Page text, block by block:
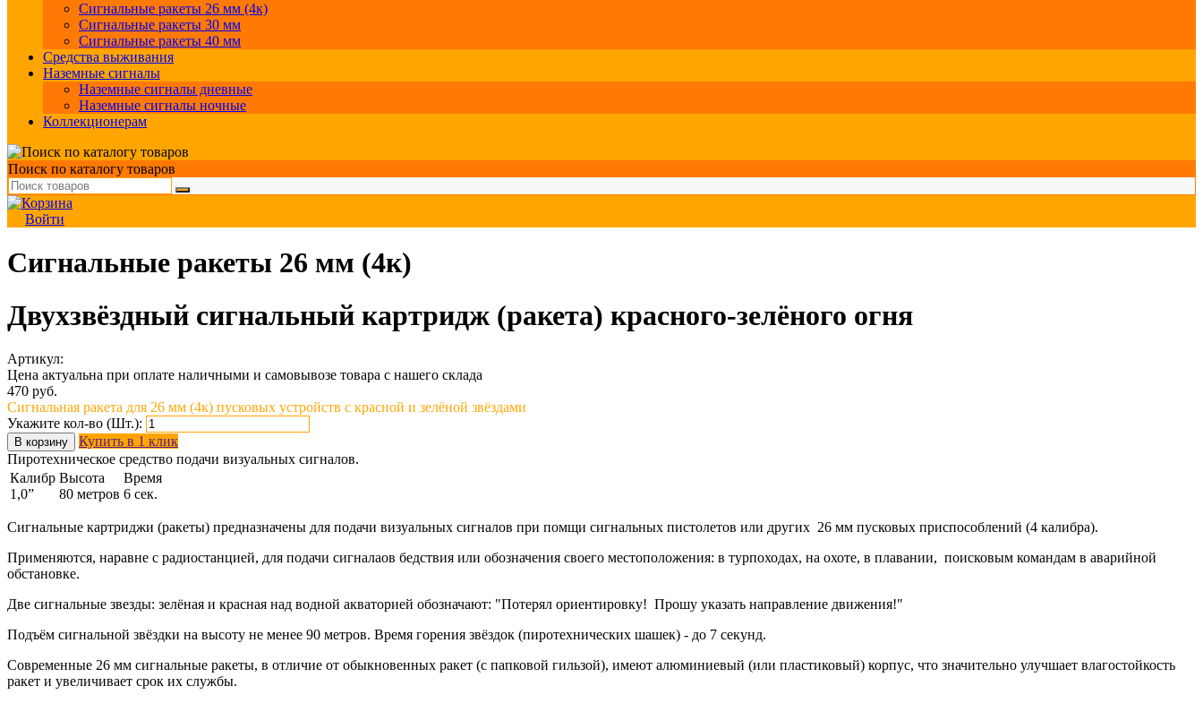
Сигнальные ракеты 26 мм (4к)
Сигнальные ракеты 30 мм
Сигнальные ракеты 40 мм
Средства выживания
Наземные сигналы
Наземные сигналы дневные
Наземные сигналы ночные
Коллекционерам
Поиск по каталогу товаров
Войти
Сигнальные ракеты 26 мм (4к)
Двухзвёздный сигнальный картридж (ракета) красного-зелёного огня
Артикул:
Цена актуальна при оплате наличными и самовывозе товара с нашего склада
470 руб.
Сигнальная ракета для 26 мм (4к) пусковых устройств с красной и зелёной звёздами
Укажите кол-во (Шт.):
В корзину
Купить в 1 клик
Пиротехническое средство подачи визуальных сигналов.
Калибр
1,0”
Высота
80 метров
Время
6 сек.
Сигнальные картриджи (ракеты) предназначены для подачи визуальных сигналов при помщи сигнальных пистолетов или других 26 мм пусковых приспособлений (4 калибра).
Применяются, наравне с радиостанцией, для подачи сигналаов бедствия или обозначения своего местоположения: в турпоходах, на охоте, в плавании, поисковым командам в аварийной
обстановке.
Две сигнальные звезды: зелёная и красная над водной акваторией обозначают: "Потерял ориентировку! Прошу указать направление движения!"
Подъём сигнальной звёздки на высоту не менее 90 метров. Время горения звёздок (пиротехнических шашек) - до 7 секунд.
Современные 26 мм сигнальные ракеты, в отличие от обыкновенных ракет (с папковой гильзой), имеют алюминиевый (или пластиковый) корпус, что значительно улучшает влагостойкость
ракет и увеличивает срок их службы.